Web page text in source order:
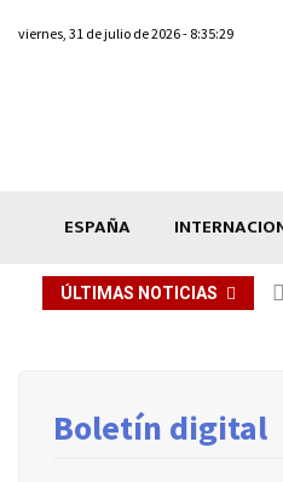
viernes, 31 de julio de 2026 - 8:35:29
ESPAÑA
ÚLTIMAS NOTICIAS
Boletín digital